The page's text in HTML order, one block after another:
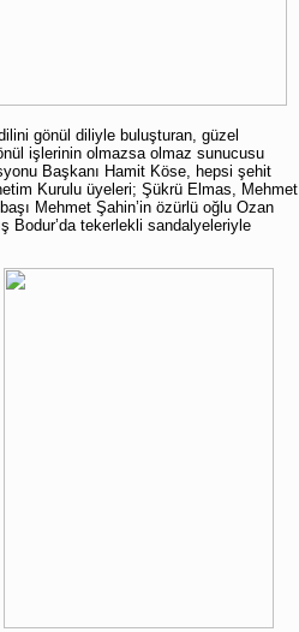
gönül diliyle buluşturan, güzel
işlerinin olmazsa olmaz sunucusu
Başkanı Hamit Köse, hepsi şehit
Kurulu üyeleri; Şükrü Elmas, Mehmet
Mehmet Şahin’in özürlü oğlu Ozan
Bodur’da tekerlekli sandalyeleriyle